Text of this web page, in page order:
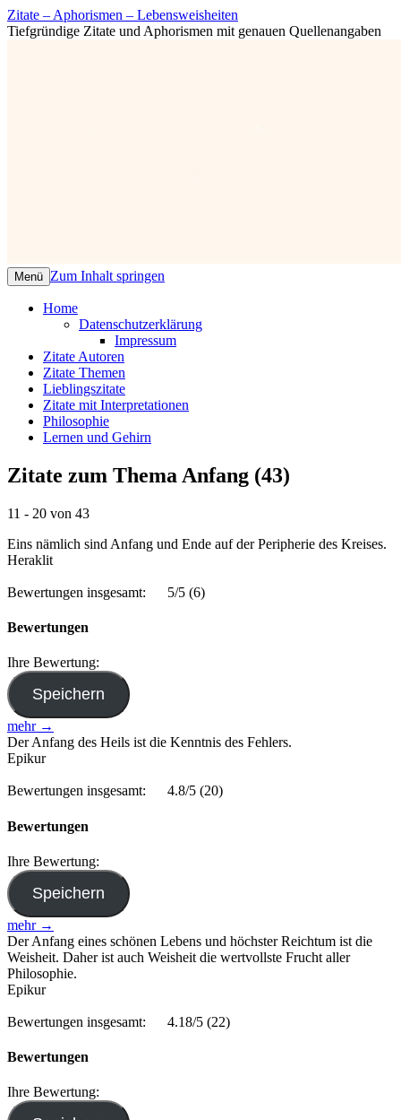
Zitate – Aphorismen – Lebensweisheiten
Tiefgründige Zitate und Aphorismen mit genauen Quellenangaben
Menü Zum Inhalt springen
Home
Datenschutzerklärung
Impressum
Zitate Autoren
Zitate Themen
Lieblingszitate
Zitate mit Interpretationen
Philosophie
Lernen und Gehirn
Zitate zum Thema Anfang (43)
11 - 20 von 43
Eins nämlich sind Anfang und Ende auf der Peripherie des Kreises.
Heraklit
Bewertungen insgesamt: 5/5 (6)
Bewertungen
Ihre Bewertung:
mehr →
Der Anfang des Heils ist die Kenntnis des Fehlers.
Epikur
Bewertungen insgesamt: 4.8/5 (20)
Bewertungen
Ihre Bewertung:
mehr →
Der Anfang eines schönen Lebens und höchster Reichtum ist die
Weisheit. Daher ist auch Weisheit die wertvollste Frucht aller
Philosophie.
Epikur
Bewertungen insgesamt: 4.18/5 (22)
Bewertungen
Ihre Bewertung: